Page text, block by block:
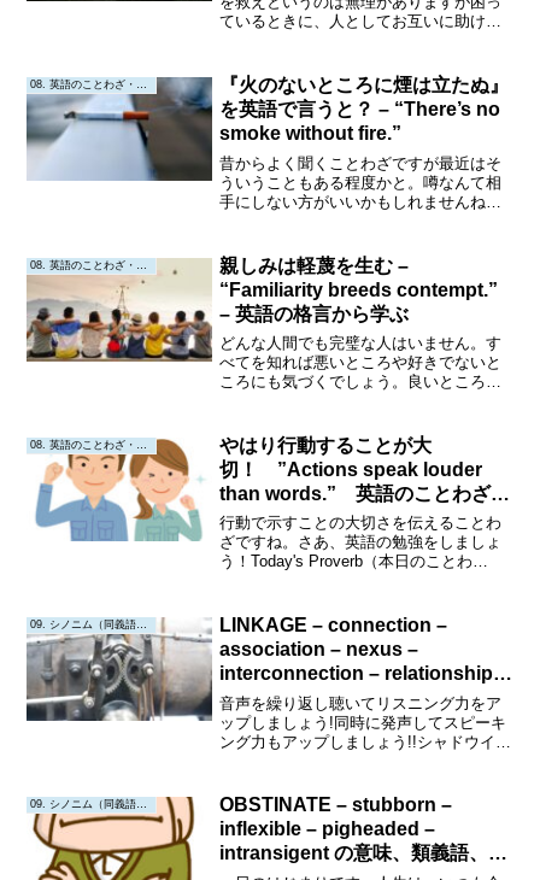
ているときに、人としてお互いに助け合
なく、他者の利益や幸福を重視する信念
や行動を指しま...
08. 英語のことわざ・教訓
『火のないところに煙は立たぬ』
を英語で言うと？ – “There’s no
smoke without fire.”
昔からよく聞くことわざですが最近はそ
ういうこともある程度かと。噂なんて相
手にしない方がいいかもしれませんね。
fire.”Today's Prov...
親しみは軽蔑を生む –
“Familiarity breeds contempt.”
– 英語の格言から学ぶ
どんな人間でも完璧な人はいません。す
べてを知れば悪いところや好きでないと
ころにも気づくでしょう。良いところに
contempt." ...
やはり行動することが大
切！ ”Actions speak louder
than words.” 英語のことわざで
学ぶ
行動で示すことの大切さを伝えることわ
ざですね。さあ、英語の勉強をしましょ
う！Today's Proverb（本日のことわ
or ...
09. シノニム（同義語・類義語）
LINKAGE – connection –
association – nexus –
interconnection – relationship
の意味、類義語、例文
音声を繰り返し聴いてリスニング力をア
ップしましょう!同時に発声してスピーキ
ング力もアップしましょう!!シャドウイン
因が互いに結びついている状態やプロセ
スを...
09. シノニム（同義語・類義語）
OBSTINATE – stubborn –
inflexible – pigheaded –
intransigent の意味、類義語、例